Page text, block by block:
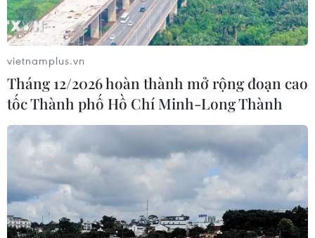
vietnamplus.vn
Tháng 12/2026 hoàn thành mở rộng đoạn cao
tốc Thành phố Hồ Chí Minh-Long Thành